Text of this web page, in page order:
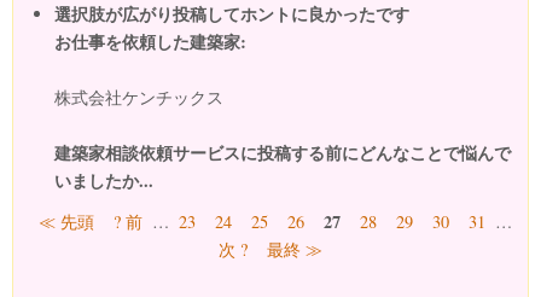
選択肢が広がり投稿してホントに良かったです
お仕事を依頼した建築家:
株式会社ケンチックス
建築家相談依頼サービスに投稿する前にどんなことで悩んで
いましたか...
ページ
≪ 先頭 ? 前 … 23 24 25 26 27 28 29 30 31 …
次 ?
最終 ≫